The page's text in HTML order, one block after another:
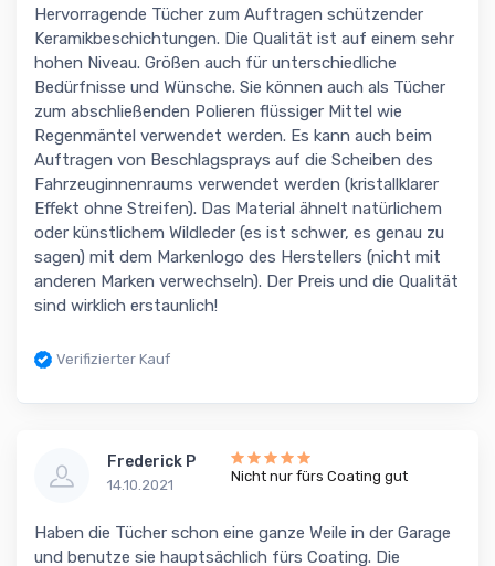
Hervorragende Tücher zum Auftragen schützender
Keramikbeschichtungen. Die Qualität ist auf einem sehr
hohen Niveau. Größen auch für unterschiedliche
Bedürfnisse und Wünsche. Sie können auch als Tücher
zum abschließenden Polieren flüssiger Mittel wie
Regenmäntel verwendet werden. Es kann auch beim
Auftragen von Beschlagsprays auf die Scheiben des
Fahrzeuginnenraums verwendet werden (kristallklarer
Effekt ohne Streifen). Das Material ähnelt natürlichem
oder künstlichem Wildleder (es ist schwer, es genau zu
sagen) mit dem Markenlogo des Herstellers (nicht mit
anderen Marken verwechseln). Der Preis und die Qualität
sind wirklich erstaunlich!
Verifizierter Kauf
Frederick P
14.10.2021
Nicht nur fürs Coating gut
Haben die Tücher schon eine ganze Weile in der Garage
und benutze sie hauptsächlich fürs Coating. Die